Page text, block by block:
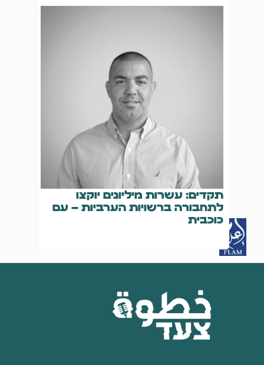
תקדים: עשרות מיליונים יוקצו
לתחבורה ברשויות הערביות – עם
כוכבית